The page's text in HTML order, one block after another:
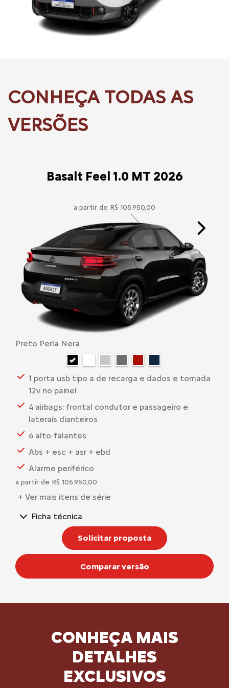
Basalt Feel 1.0 MT 2026
a partir de R$ 105.950,00
Preto Perla Nera
1 porta usb tipo a de recarga e dados e tomada
12v no painel
4 airbags: frontal condutor e passageiro e
laterais dianteiros
6 alto-falantes
Abs + esc + asr + ebd
Alarme periférico
a partir de R$ 105.950,00
+ Ver mais itens de série
Ficha técnica
Solicitar proposta
Comparar versão
Next
CONHEÇA MAIS
DETALHES
EXCLUSIVOS